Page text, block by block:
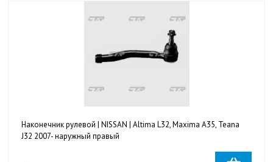
Наконечник рулевой | NISSAN | Altima L32, Maxima A35, Teana
J32 2007- наружный правый